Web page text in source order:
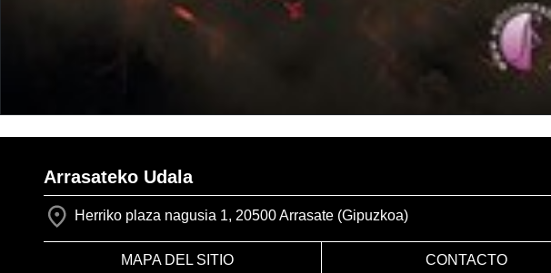
Arrasateko Udala
Herriko plaza nagusia 1, 20500 Arrasate (Gipuzkoa)
MAPA DEL SITIO CONTACTO